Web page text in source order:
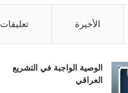
الأخيرة تعليقات
الوصية الواجبة في التشريع
العراقي